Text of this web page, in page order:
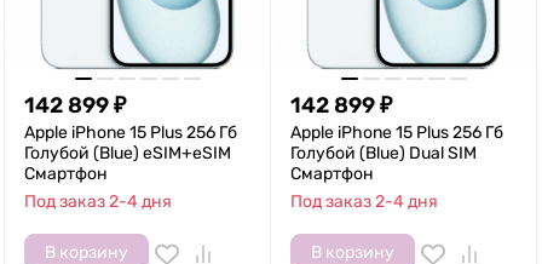
142 899₽
Apple iPhone 15 Plus 256 Гб
Голубой (Blue) eSIM+eSIM
Смартфон
Под заказ 2-4 дня
В корзину
142 899₽
Apple iPhone 15 Plus 256 Гб
Голубой (Blue) Dual SIM
Смартфон
Под заказ 2-4 дня
В корзину